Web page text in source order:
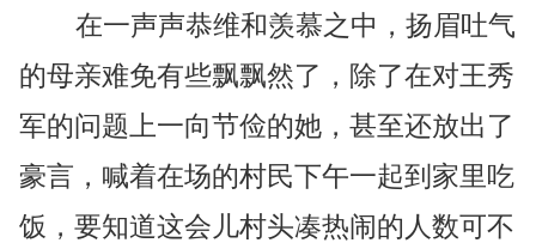
在一声声恭维和羡慕之中，扬眉吐气
的母亲难免有些飘飘然了，除了在对王秀
军的问题上一向节俭的她，甚至还放出了
豪言，喊着在场的村民下午一起到家里吃
饭，要知道这会儿村头凑热闹的人数可不